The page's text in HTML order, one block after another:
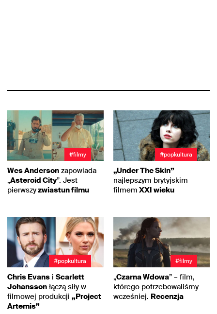
#filmy
Wes Anderson zapowiada
„Asteroid City”. Jest
pierwszyzwiastun filmu
#popkultura
„Under The Skin”
najlepszym brytyjskim
filmem XXI wieku
#popkultura
Chris Evans i Scarlett
Johansson łączą siły w
filmowej produkcji „Project
Artemis”
#filmy
„Czarna Wdowa” – film,
którego potrzebowaliśmy
wcześniej. Recenzja